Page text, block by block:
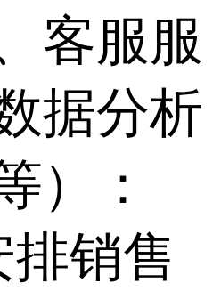
客服服
据分析
）：
排销售